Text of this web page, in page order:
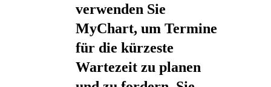
verwenden Sie
MyChart, um Termine
für die kürzeste
Wartezeit zu planen